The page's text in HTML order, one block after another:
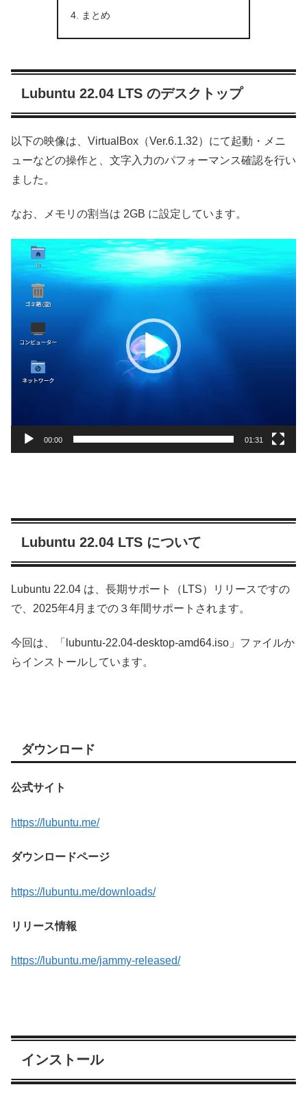
まとめ
Lubuntu 22.04 LTS のデスクトップ
以下の映像は、VirtualBox（Ver.6.1.32）にて起動・メニ
ューなどの操作と、文字入力のパフォーマンス確認を行い
ました。
なお、メモリの割当は 2GB に設定しています。
ヤ
00:00 01:31
Lubuntu 22.04 LTS について
Lubuntu 22.04 は、長期サポート（LTS）リリースですの
で、2025年4月までの３年間サポートされます。
今回は、「lubuntu-22.04-desktop-amd64.iso」ファイルか
らインストールしています。
ダウンロード
公式サイト
https://lubuntu.me/
ダウンロードページ
https://lubuntu.me/downloads/
リリース情報
https://lubuntu.me/jammy-released/
インストール